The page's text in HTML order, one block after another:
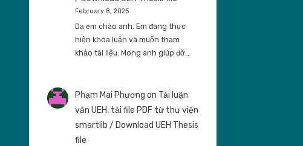
February 8, 2025
Dạ em chào anh. Em đang thực
hiện khóa luận và muốn tham
khảo tài liệu. Mong anh giúp đỡ…
Phạm Mai Phương on Tải luận
văn UEH, tải file PDF từ thư viện
smartlib / Download UEH Thesis
file